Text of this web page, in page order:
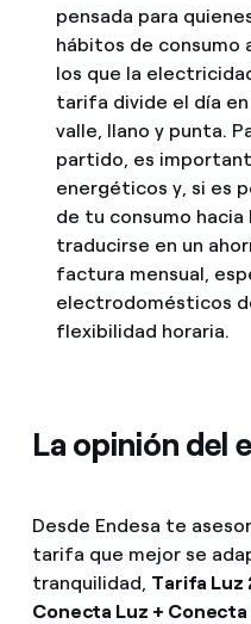
pensada para
hábitos de consumo
los que la
tarifa divide el día
valle, llano y punta.
partido, es
energéticos y, si es
de tu consumo hacia
traducirse en un
factura mensual,
electrodomésticos
flexibilidad horaria.
La opinión del
Desde Endesa te
tarifa que mejor se
tranquilidad, Tarifa Luz
Conecta Luz + Conecta